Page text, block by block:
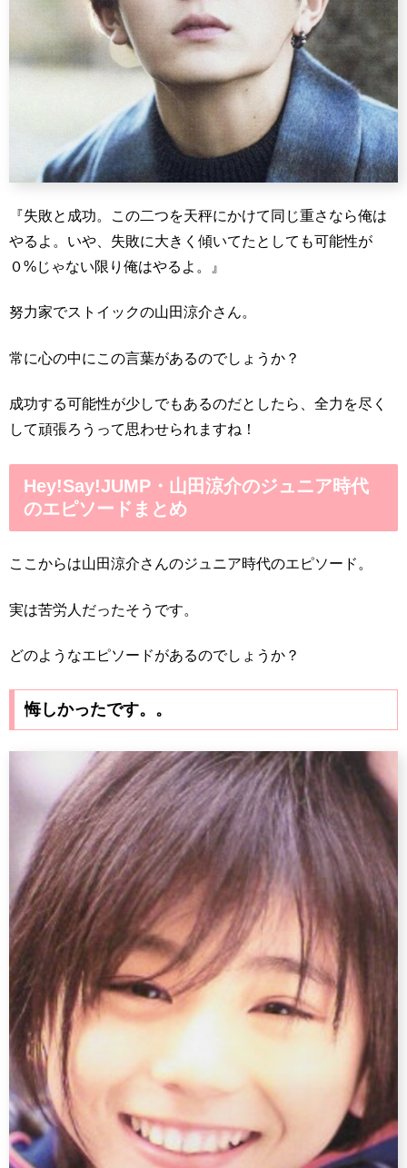
『失敗と成功。この二つを天秤にかけて同じ重さなら俺は
やるよ。いや、失敗に大きく傾いてたとしても可能性が
０%じゃない限り俺はやるよ。』
努力家でストイックの山田涼介さん。
常に心の中にこの言葉があるのでしょうか？
成功する可能性が少しでもあるのだとしたら、全力を尽く
して頑張ろうって思わせられますね！
Hey!Say!JUMP・山田涼介のジュニア時代
のエピソードまとめ
ここからは山田涼介さんのジュニア時代のエピソード。
実は苦労人だったそうです。
どのようなエピソードがあるのでしょうか？
悔しかったです。。